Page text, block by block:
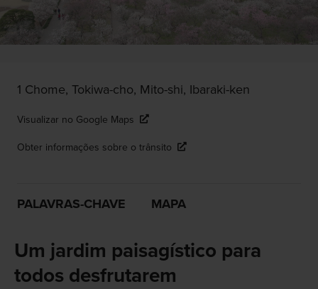
1 Chome, Tokiwa-cho, Mito-shi, Ibaraki-ken
Visualizar no Google Maps
Obter informações sobre o trânsito
PALAVRAS-CHAVE MAPA
Um jardim paisagístico para
todos desfrutarem